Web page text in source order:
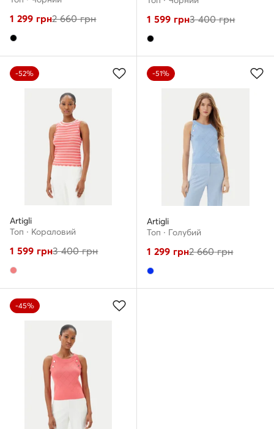
1 299 грн2 660грн 1 599 грн3 400грн
-52%
Artigli
Топ · Кораловий
1 599 грн3 400грн
-51%
Artigli
Топ · Голубий
1 299 грн2 660грн
-45%